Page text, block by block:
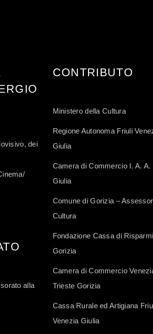
dei
alla
CONTRIBUTO
Ministero della Cultura
Regione Autonoma Friuli
Giulia
Camera di Commercio I. A. A.
Giulia
Comune di Gorizia –
Cultura
Fondazione Cassa di
Gorizia
Camera di Commercio
Trieste Gorizia
Cassa Rurale ed Artigiana
Venezia Giulia